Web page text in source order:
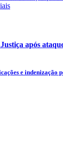
após
e indenização